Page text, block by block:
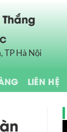
TP Hà Nội
LIÊN HỆ